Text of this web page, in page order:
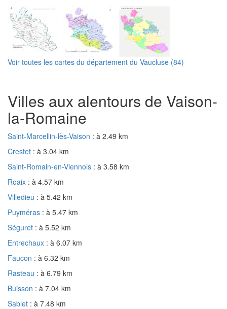
Voir toutes les cartes du département du Vaucluse (84)
Villes aux alentours de Vaison-
la-Romaine
Saint-Marcellin-lès-Vaison : à 2.49 km
Crestet : à 3.04 km
Saint-Romain-en-Viennois : à 3.58 km
Roaix : à 4.57 km
Villedieu : à 5.42 km
Puyméras : à 5.47 km
Séguret : à 5.52 km
Entrechaux : à 6.07 km
Faucon : à 6.32 km
Rasteau : à 6.79 km
Buisson : à 7.04 km
Sablet : à 7.48 km